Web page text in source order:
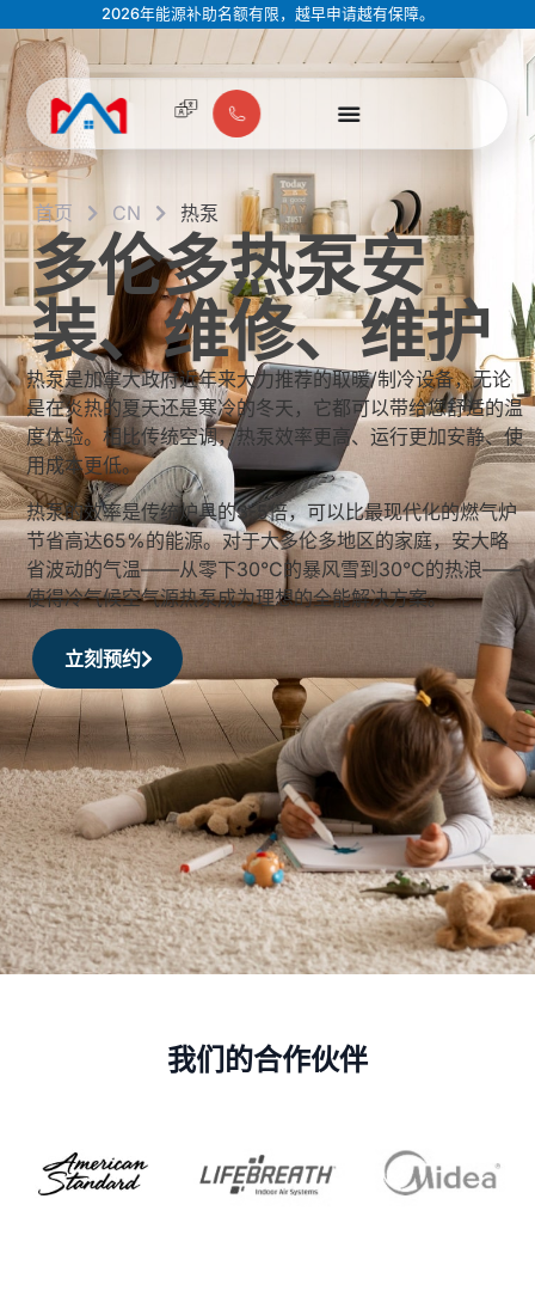
2026年能源补助名额有限，越早申请越有保障。
首页 CN 热泵
多伦多热泵安
装、维修、维护
热泵是加拿大政府近年来大力推荐的取暖/制冷设备，无论
是在炎热的夏天还是寒冷的冬天，它都可以带给您舒适的温
度体验。相比传统空调，热泵效率更高、运行更加安静、使
用成本更低。
热泵的效率是传统炉具的3-5倍，可以比最现代化的燃气炉
节省高达65%的能源。对于大多伦多地区的家庭，安大略
省波动的气温——从零下30°C的暴风雪到30°C的热浪——
使得冷气候空气源热泵成为理想的全能解决方案。
立刻预约
我们的合作伙伴